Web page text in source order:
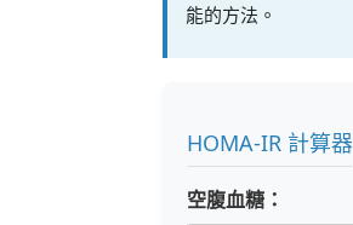
能的方法。
HOMA-IR 計算器
空腹血糖：